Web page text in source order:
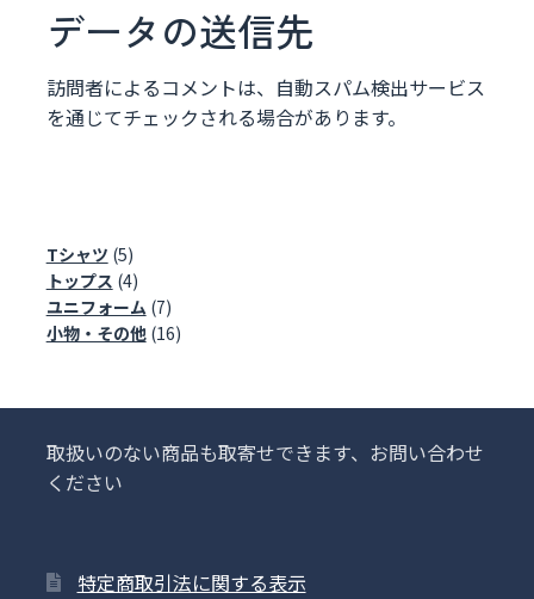
データの送信先
訪問者によるコメントは、自動スパム検出サービス
を通じてチェックされる場合があります。
Tシャツ 55
個
の
商
トップス 44
個
の
ユニフォーム 77
個
品
小物・その他 1616
商
取扱いのない商品も取寄せできます、お問い合わせ
ください
特定商取引法に関する表示